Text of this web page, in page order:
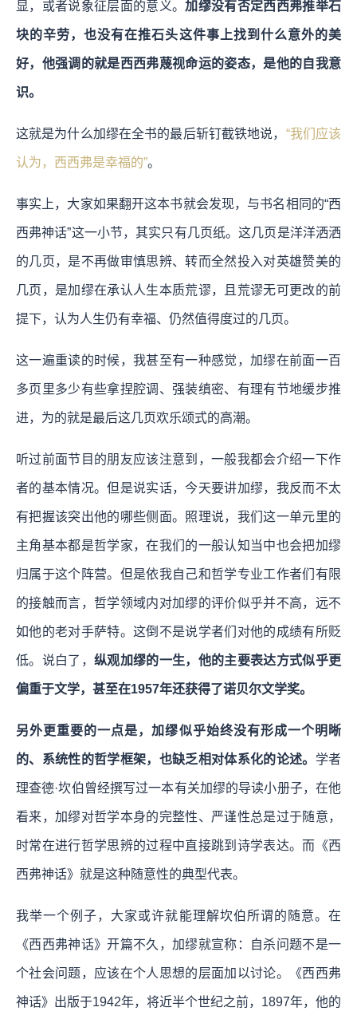
显，或者说象征层面的意义。加缪没有否定西西弗推举石
块的辛劳，也没有在推石头这件事上找到什么意外的美
好，他强调的就是西西弗蔑视命运的姿态，是他的自我意
识。
这就是为什么加缪在全书的最后斩钉截铁地说， “我们应该
认为，西西弗是幸福的”。
事实上，大家如果翻开这本书就会发现，与书名相同的“西
西弗神话”这一小节，其实只有几页纸。这几页是洋洋洒洒
的几页，是不再做审慎思辨、转而全然投入对英雄赞美的
几页，是加缪在承认人生本质荒谬，且荒谬无可更改的前
提下，认为人生仍有幸福、仍然值得度过的几页。
这一遍重读的时候，我甚至有一种感觉，加缪在前面一百
多页里多少有些拿捏腔调、强装缜密、有理有节地缓步推
进，为的就是最后这几页欢乐颂式的高潮。
听过前面节目的朋友应该注意到，一般我都会介绍一下作
者的基本情况。但是说实话，今天要讲加缪，我反而不太
有把握该突出他的哪些侧面。照理说，我们这一单元里的
主角基本都是哲学家，在我们的一般认知当中也会把加缪
归属于这个阵营。但是依我自己和哲学专业工作者们有限
的接触而言，哲学领域内对加缪的评价似乎并不高，远不
如他的老对手萨特。这倒不是说学者们对他的成绩有所贬
低。说白了， 纵观加缪的一生，他的主要表达方式似乎更
偏重于文学，甚至在1957年还获得了诺贝尔文学奖。
另外更重要的一点是，加缪似乎始终没有形成一个明晰
的、系统性的哲学框架，也缺乏相对体系化的论述。 学者
理查德·坎伯曾经撰写过一本有关加缪的导读小册子，在他
看来，加缪对哲学本身的完整性、严谨性总是过于随意，
时常在进行哲学思辨的过程中直接跳到诗学表达。而《西
西弗神话》就是这种随意性的典型代表。
我举一个例子，大家或许就能理解坎伯所谓的随意。在
《西西弗神话》开篇不久，加缪就宣称：自杀问题不是一
个社会问题，应该在个人思想的层面加以讨论。《西西弗
神话》出版于1942年，将近半个世纪之前，1897年，他的